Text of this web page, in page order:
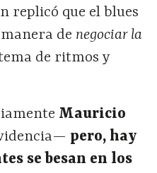
replicó que el blues
de negociar la
de ritmos y
Mauricio
pero, hay
se besan en los